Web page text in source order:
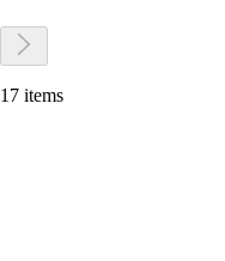
17 items